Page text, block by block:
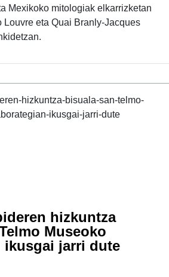
Mexikoko mitologiak elkarrizketan
Louvre eta Quai Branly-Jacques
hizkuntza
Museoko
ikusgai jarri dute